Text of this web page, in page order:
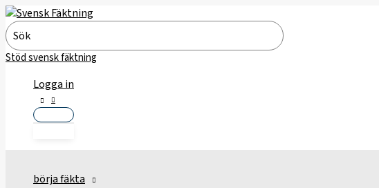
Hoppa
till
innehåll
Search
for:
Stöd svensk fäktning
Logga in
börja fäkta